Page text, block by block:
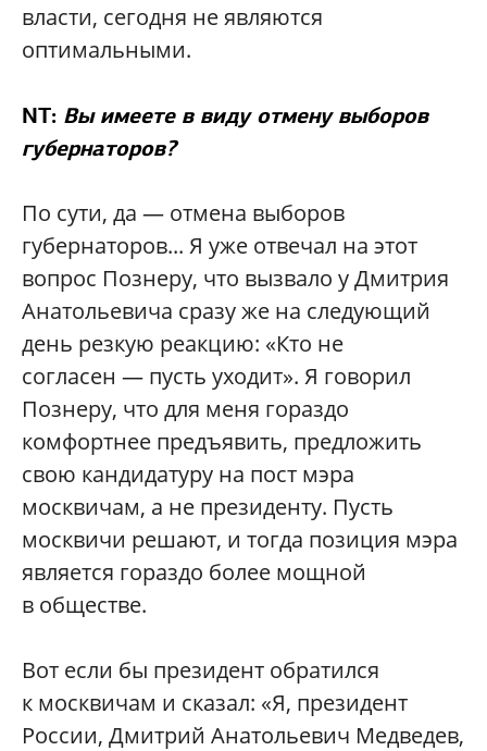
власти, сегодня не являются
оптимальными.
NT: Вы имеете в виду отмену выборов
губернаторов?
По сути, да — отмена выборов
губернаторов... Я уже отвечал на этот
вопрос Познеру, что вызвало у Дмитрия
Анатольевича сразу же на следующий
день резкую реакцию: «Кто не
согласен — пусть уходит». Я говорил
Познеру, что для меня гораздо
комфортнее предъявить, предложить
свою кандидатуру на пост мэра
москвичам, а не президенту. Пусть
москвичи решают, и тогда позиция мэра
является гораздо более мощной
в обществе.
Вот если бы президент обратился
к москвичам и сказал: «Я, президент
России, Дмитрий Анатольевич Медведев,